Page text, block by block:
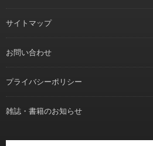
サイトマップ
お問い合わせ
プライバシーポリシー
雑誌・書籍のお知らせ